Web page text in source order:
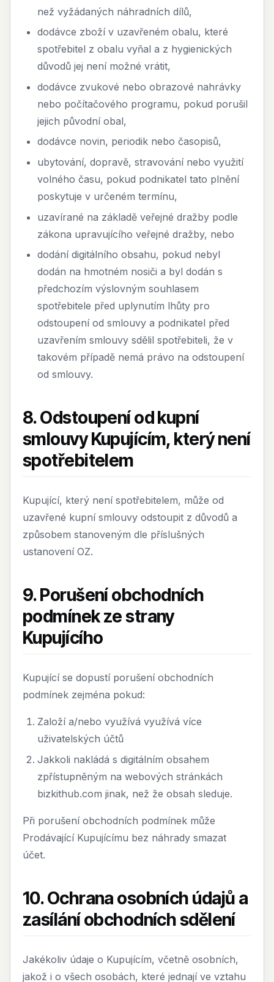
než vyžádaných náhradních dílů,
dodávce zboží v uzavřeném obalu, které
spotřebitel z obalu vyňal a z hygienických
důvodů jej není možné vrátit,
dodávce zvukové nebo obrazové nahrávky
nebo počítačového programu, pokud porušil
jejich původní obal,
dodávce novin, periodik nebo časopisů,
ubytování, dopravě, stravování nebo využití
volného času, pokud podnikatel tato plnění
poskytuje v určeném termínu,
uzavírané na základě veřejné dražby podle
zákona upravujícího veřejné dražby, nebo
dodání digitálního obsahu, pokud nebyl
dodán na hmotném nosiči a byl dodán s
předchozím výslovným souhlasem
spotřebitele před uplynutím lhůty pro
odstoupení od smlouvy a podnikatel před
uzavřením smlouvy sdělil spotřebiteli, že v
takovém případě nemá právo na odstoupení
od smlouvy.
8. Odstoupení od kupní
smlouvy Kupujícím, který není
spotřebitelem
Kupující, který není spotřebitelem, může od
uzavřené kupní smlouvy odstoupit z důvodů a
způsobem stanoveným dle příslušných
ustanovení OZ.
9. Porušení obchodních
podmínek ze strany
Kupujícího
Kupující se dopustí porušení obchodních
podmínek zejména pokud:
Založí a/nebo využívá využívá více
uživatelských účtů
Jakkoli nakládá s digitálním obsahem
zpřístupněným na webových stránkách
bizkithub.com jinak, než že obsah sleduje.
Při porušení obchodních podmínek může
Prodávající Kupujícímu bez náhrady smazat
účet.
10. Ochrana osobních údajů a
zasílání obchodních sdělení
Jakékoliv údaje o Kupujícím, včetně osobních,
jakož i o všech osobách, které jednají ve vztahu